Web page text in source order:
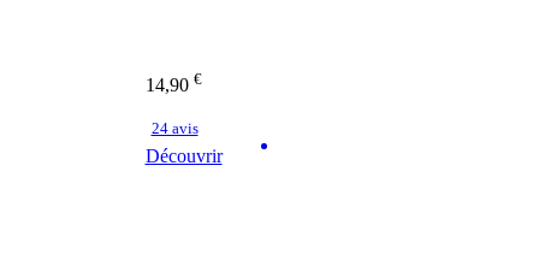
14,90 €
24 avis
Découvrir